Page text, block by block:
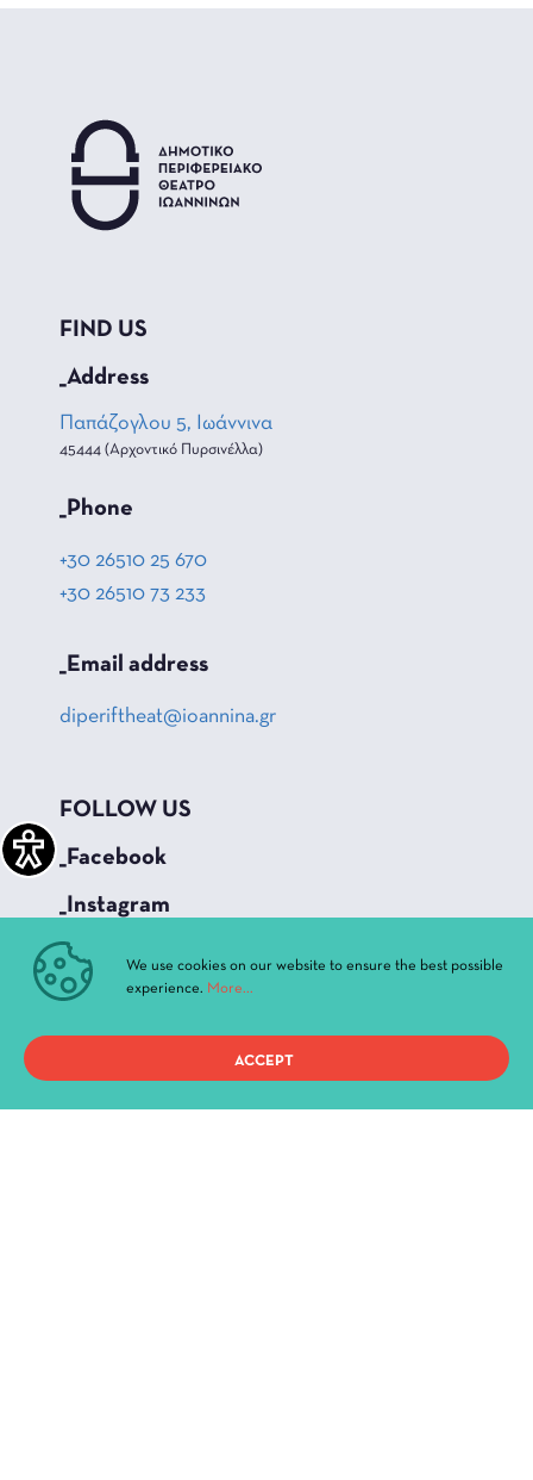
FIND US
_Address
Παπάζογλου 5, Ιωάννινα
45444 (Αρχοντικό Πυρσινέλλα)
_Phone
+30 26510 25 670
+30 26510 73 233
_Email address
diperiftheat@ioannina.gr
FOLLOW US
_Facebook
_Instagram
_Youtube
Current Performances
Archive
We use cookies on our website to ensure the best possible
experience. More...
ACCEPT